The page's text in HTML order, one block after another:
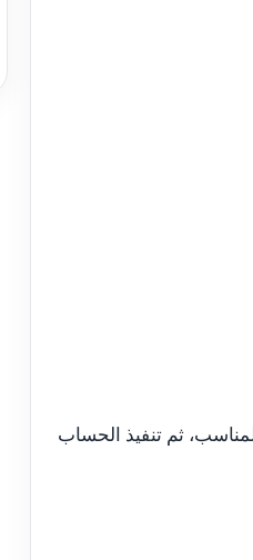
ثم تنفيذ الحساب